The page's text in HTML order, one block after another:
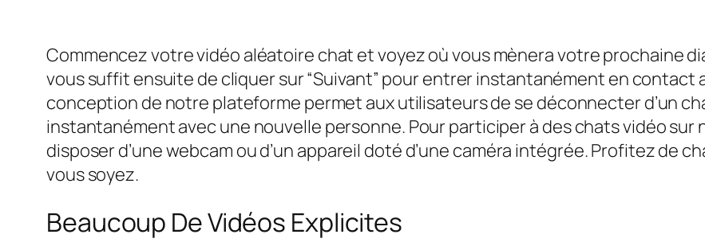
Commencez votre vidéo aléatoire chat et voyez où vous mènera votre prochaine
vous suffit ensuite de cliquer sur “Suivant” pour entrer instantanément en contact
conception de notre plateforme permet aux utilisateurs de se déconnecter d’un
instantanément avec une nouvelle personne. Pour participer à des chats vidéo
disposer d’une webcam ou d’un appareil doté d’une caméra intégrée. Profitez de
vous soyez.
Beaucoup De Vidéos Explicites